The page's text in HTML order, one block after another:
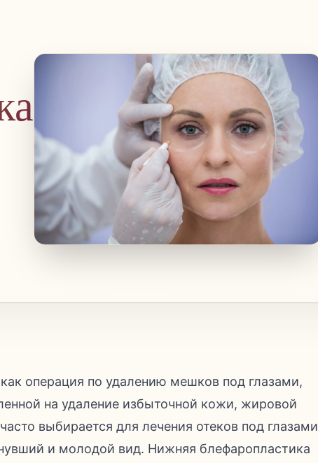
операция по удалению мешков под глазами,
на удаление избыточной кожи, жировой
выбирается для лечения отеков под глазами
и молодой вид. Нижняя блефаропластика